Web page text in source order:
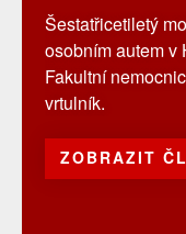
Šestatřicetiletý
osobním autem v
Fakultní
vrtulník.
ZOBRAZIT